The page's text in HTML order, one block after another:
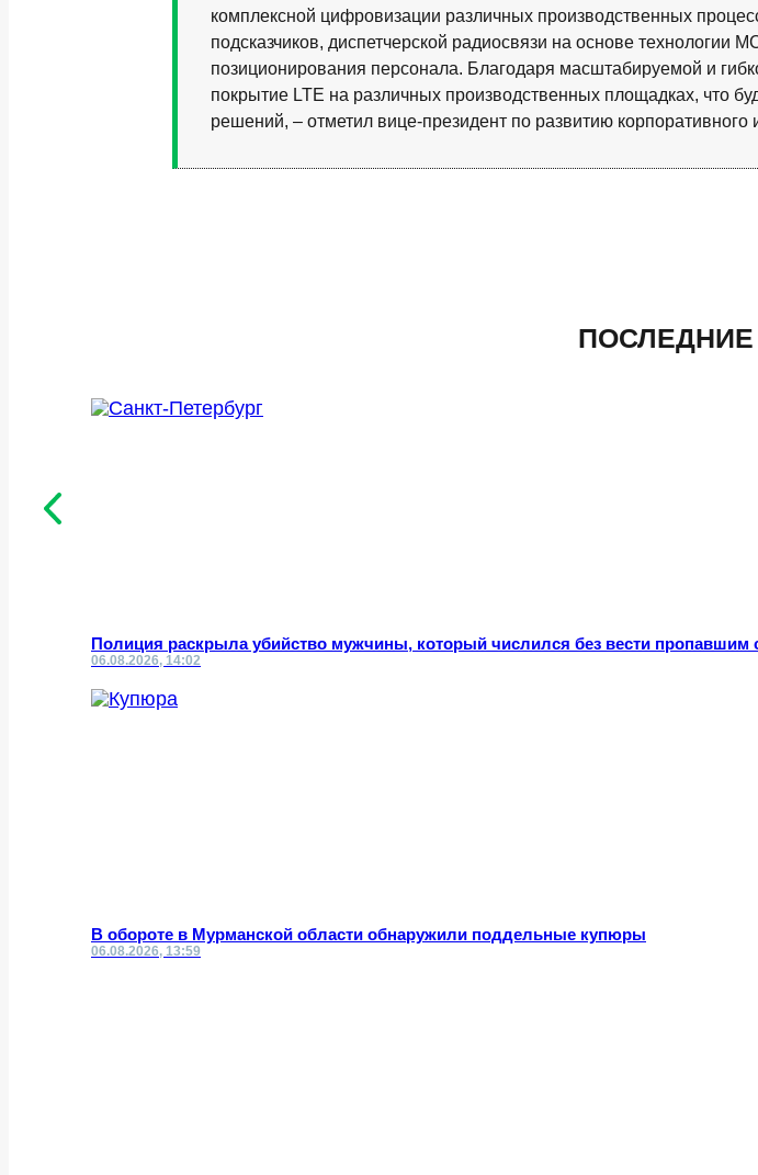
комплексной цифровизации различных производственных
подсказчиков, диспетчерской радиосвязи на основе технологии
позиционирования персонала. Благодаря масштабируемой и
покрытие LTE на различных производственных площадках, что
решений, – отметил вице-президент по развитию
Полиция раскрыла убийство мужчины, который числился без вести пропавшим
06.08.2026, 14:02
В обороте в Мурманской области обнаружили поддельные купюры
06.08.2026, 13:59